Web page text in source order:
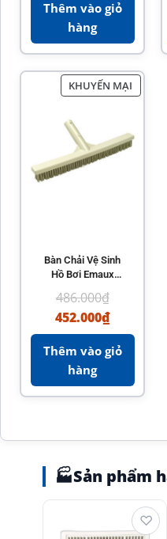
Thêm vào giỏ
hàng
KHUYẾN MẠI
Bàn Chải Vệ Sinh
Hồ Bơi Emaux
Cao Cấp
486.000₫
452.000₫
Thêm vào giỏ
hàng
🏭Sản phẩm
♡